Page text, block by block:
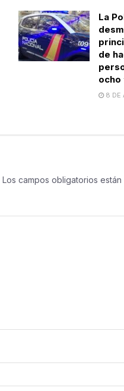
La
de
ocho
8 DE
Los campos obligatorios